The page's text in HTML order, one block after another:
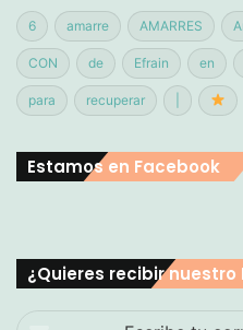
6 amarre AMARRES
CON de Efrain en
para recuperar
Estamos en Facebook
¿Quieres recibir